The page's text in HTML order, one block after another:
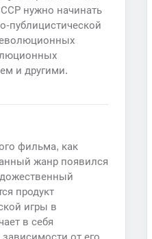
нужно начинать
публицистической
и другими.
фильма, как
жанр появился
продукт
игры в
в себя
от его